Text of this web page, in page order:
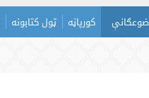
کورپاڼه ټول کتابونه